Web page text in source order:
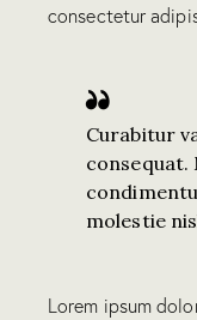
consectetur
Curabitur
consequat.
molestie
Lorem ipsum